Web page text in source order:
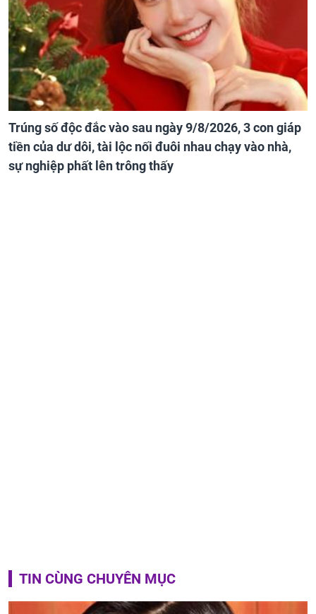
Trúng số độc đắc vào sau ngày 9/8/2026, 3 con giáp
tiền của dư dôi, tài lộc nối đuôi nhau chạy vào nhà,
sự nghiệp phất lên trông thấy
TIN CÙNG CHUYÊN MỤC